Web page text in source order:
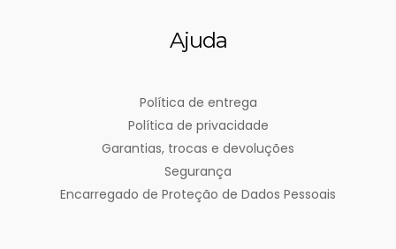
Ajuda
Política de entrega
Política de privacidade
Garantias, trocas e devoluções
Segurança
Encarregado de Proteção de Dados Pessoais